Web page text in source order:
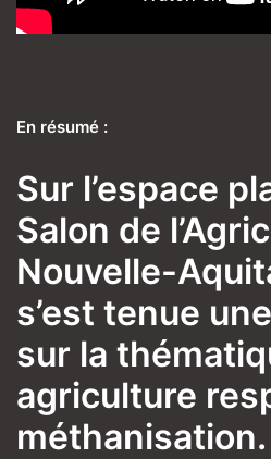
En résumé :
Sur l’espace
Salon de
Nouvelle-
s’est tenue
sur la
agriculture
méthanisation.